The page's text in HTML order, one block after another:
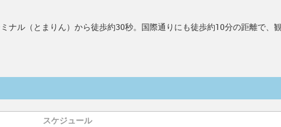
ル（とまりん）から徒歩約30秒。国際通りにも徒歩約10分の距離で、
スケジュール